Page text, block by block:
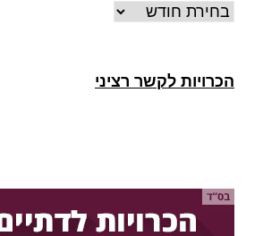
ארכיונים
הכרויות לקשר רציני